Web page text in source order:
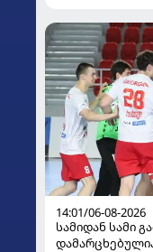
14:01/06-08-2026
სამიდან სამი